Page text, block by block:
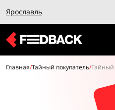
Ярославль
Главная/Тайный покупатель/Тайный